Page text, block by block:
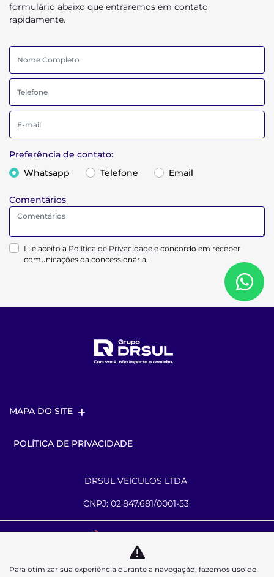
formulário abaixo que entraremos em contato
rapidamente.
Preferência de contato:
Whatsapp
Telefone Email
Comentários
Li e aceito a Política de Privacidade e concordo em receber
comunicações da concessionária.
MAPA DO SITE
POLÍTICA DE PRIVACIDADE
DRSUL VEICULOS LTDA
CNPJ: 02.847.681/0001-53
Desacelere. Seu bem maior é a vida.
Para otimizar sua experiência durante a navegação, fazemos uso de